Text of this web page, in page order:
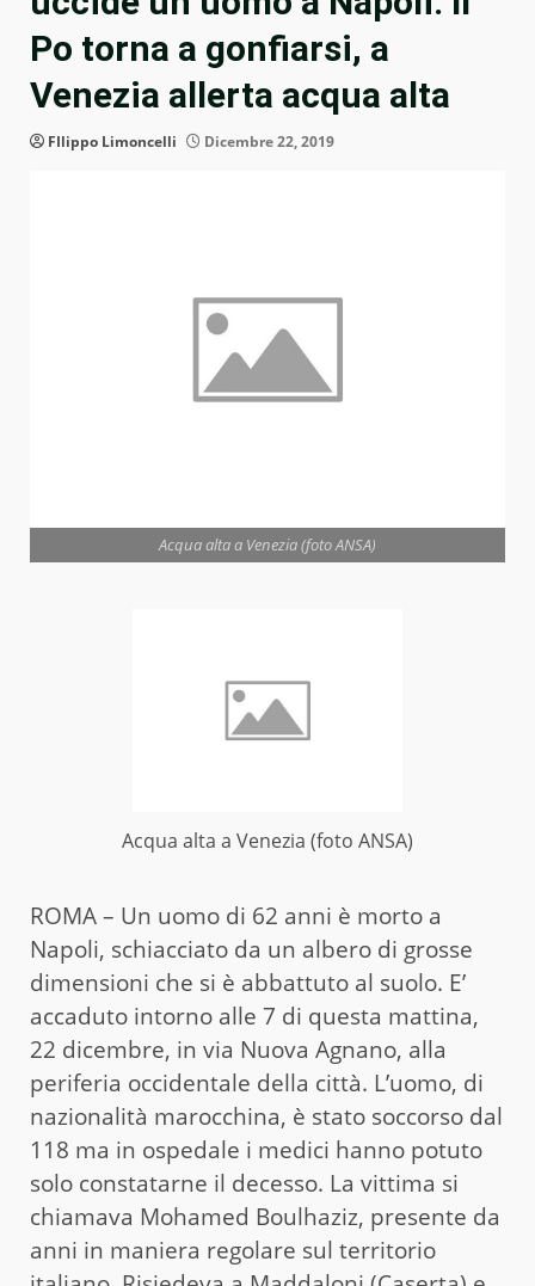
Po torna a gonfiarsi, a
Venezia allerta acqua alta
FIlippo Limoncelli Dicembre 22, 2019
Acqua alta a Venezia (foto ANSA)
Acqua alta a Venezia (foto ANSA)
ROMA – Un uomo di 62 anni è morto a
Napoli, schiacciato da un albero di grosse
dimensioni che si è abbattuto al suolo. E’
accaduto intorno alle 7 di questa mattina,
22 dicembre, in via Nuova Agnano, alla
periferia occidentale della città. L’uomo, di
nazionalità marocchina, è stato soccorso dal
118 ma in ospedale i medici hanno potuto
solo constatarne il decesso. La vittima si
chiamava Mohamed Boulhaziz, presente da
anni in maniera regolare sul territorio